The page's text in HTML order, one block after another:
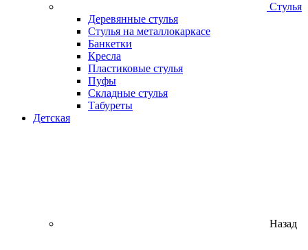
Стулья
Деревянные стулья
Стулья на металлокаркасе
Банкетки
Кресла
Пластиковые стулья
Пуфы
Складные стулья
Табуреты
Детская
Назад